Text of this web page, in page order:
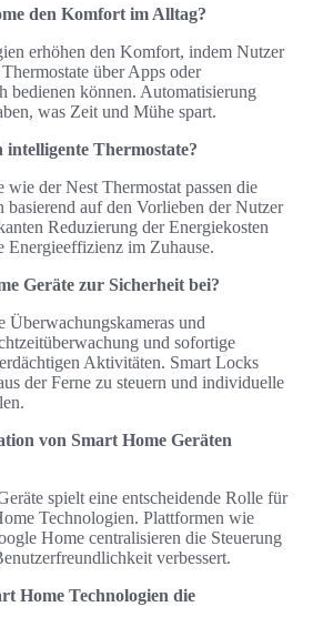
den Komfort im Alltag?
erhöhen den Komfort, indem Nutzer
über Apps oder
bedienen können. Automatisierung
was Zeit und Mühe spart.
intelligente Thermostate?
wie der Nest Thermostat passen die
auf den Vorlieben der Nutzer
Reduzierung der Energiekosten
Energieeffizienz im Zuhause.
Geräte zur Sicherheit bei?
Überwachungskameras und
und sofortige
Aktivitäten. Smart Locks
der Ferne zu steuern und individuelle
von Smart Home Geräten
spielt eine entscheidende Rolle für
Technologien. Plattformen wie
Home centralisieren die Steuerung
verbessert.
Home Technologien die